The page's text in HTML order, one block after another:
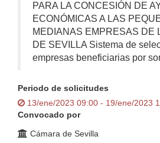
PARA LA CONCESIÓN DE
ECONÓMICAS A LAS
MEDIANAS EMPRESAS DE
DE SEVILLA Sistema de
empresas beneficiarias por
Periodo de solicitudes
13/ene/2023 09:00 - 19/ene/2023
Convocado por
Cámara de Sevilla